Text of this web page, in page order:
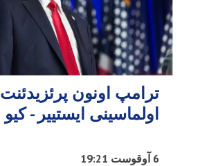
ترامپ اونون پرئزیدئنت
اولماسینی ایستییر - کیو
6 آوقوست 19:21